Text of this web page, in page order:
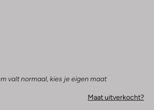
valt normaal, kies je eigen maat
Maat uitverkocht?